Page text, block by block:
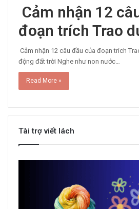
Cảm nhận 12
đoạn trích Trao
Cảm nhận 12 câu đầu của đoạn trích
động đất trời Nghe như non nước…
Read More »
Tài trợ viết lách